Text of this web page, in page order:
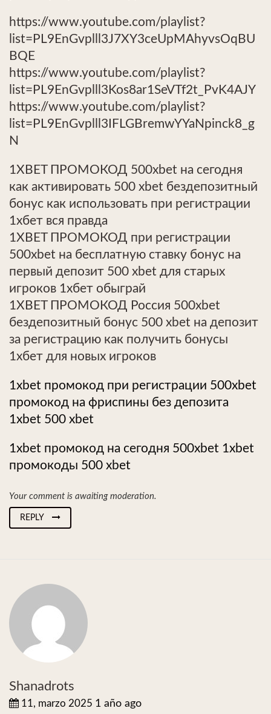
https://www.youtube.com/playlist?
list=PL9EnGvplll3J7XY3ceUpMAhyvsOqBU
BQE
https://www.youtube.com/playlist?
list=PL9EnGvplll3Kos8ar1SeVTf2t_PvK4AJY
https://www.youtube.com/playlist?
list=PL9EnGvplll3IFLGBremwYYaNpinck8_g
N
1XBET ПРОМОКОД 500xbet на сегодня
как активировать 500 xbet бездепозитный
бонус как использовать при регистрации
1хбет вся правда
1XBET ПРОМОКОД при регистрации
500xbet на бесплатную ставку бонус на
первый депозит 500 xbet для старых
игроков 1хбет обыграй
1XBET ПРОМОКОД Россия 500xbet
бездепозитный бонус 500 xbet на депозит
за регистрацию как получить бонусы
1хбет для новых игроков
1xbet промокод при регистрации 500xbet
промокод на фриспины без депозита
1xbet 500 xbet
1xbet промокод на сегодня 500xbet 1xbet
промокоды 500 xbet
Your comment is awaiting moderation.
REPLY
Shanadrots
11, marzo 2025 1 año ago